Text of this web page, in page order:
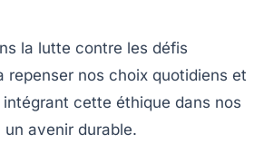
la lutte contre les défis
repenser nos choix quotidiens et
intégrant cette éthique dans nos
avenir durable.